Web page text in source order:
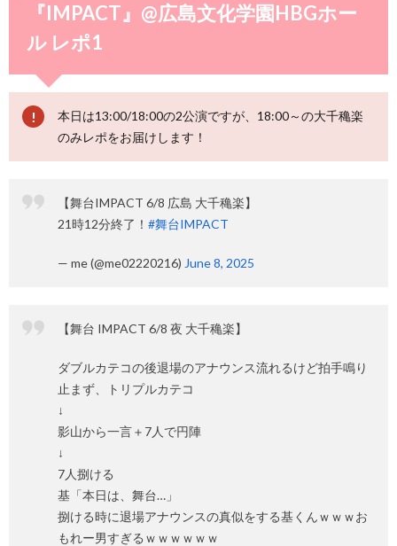
『IMPACT』@広島文化学園HBGホー
ル レポ1
本日は13:00/18:00の2公演ですが、18:00～の大千穐楽
のみレポをお届けします！
【舞台IMPACT 6/8 広島 大千穐楽】
21時12分終了！ #舞台IMPACT
— me (@me02220216) June 8, 2025
【舞台 IMPACT 6/8 夜 大千穐楽】
ダブルカテコの後退場のアナウンス流れるけど拍手鳴り
止まず、トリプルカテコ
↓
影山から一言＋7人で円陣
↓
7人捌ける
基「本日は、舞台…」
捌ける時に退場アナウンスの真似をする基くんｗｗｗお
もれー男すぎるｗｗｗｗｗｗ